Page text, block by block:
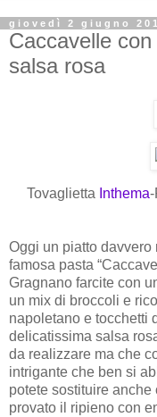
giovedì 2 giugno
Caccavelle
salsa rosa
Tovaglietta Inthema-
Oggi un piatto davvero
famosa pasta
Gragnano farcite con
un mix di broccoli e
napoletano e tocchetti
delicatissima salsa
da realizzare ma che
intrigante che ben si
potete sostituire
provato il ripieno con